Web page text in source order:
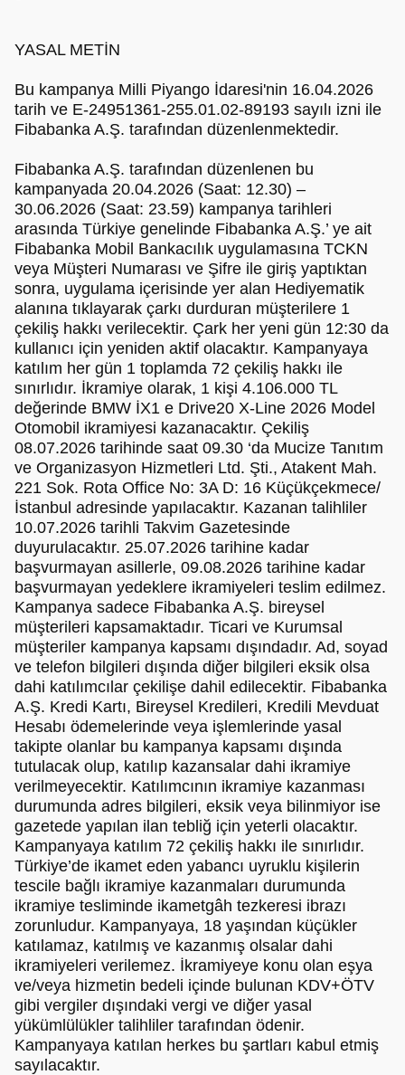
YASAL METİN
Bu kampanya Milli Piyango İdaresi'nin 16.04.2026
tarih ve E-24951361-255.01.02-89193 sayılı izni ile
Fibabanka A.Ş. tarafından düzenlenmektedir.
Fibabanka A.Ş. tarafından düzenlenen bu
kampanyada 20.04.2026 (Saat: 12.30) –
30.06.2026 (Saat: 23.59) kampanya tarihleri
arasında Türkiye genelinde Fibabanka A.Ş.’ ye ait
Fibabanka Mobil Bankacılık uygulamasına TCKN
veya Müşteri Numarası ve Şifre ile giriş yaptıktan
sonra, uygulama içerisinde yer alan Hediyematik
alanına tıklayarak çarkı durduran müşterilere 1
çekiliş hakkı verilecektir. Çark her yeni gün 12:30 da
kullanıcı için yeniden aktif olacaktır. Kampanyaya
katılım her gün 1 toplamda 72 çekiliş hakkı ile
sınırlıdır. İkramiye olarak, 1 kişi 4.106.000 TL
değerinde BMW İX1 e Drive20 X-Line 2026 Model
Otomobil ikramiyesi kazanacaktır. Çekiliş
08.07.2026 tarihinde saat 09.30 ‘da Mucize Tanıtım
ve Organizasyon Hizmetleri Ltd. Şti., Atakent Mah.
221 Sok. Rota Office No: 3A D: 16 Küçükçekmece/
İstanbul adresinde yapılacaktır. Kazanan talihliler
10.07.2026 tarihli Takvim Gazetesinde
duyurulacaktır. 25.07.2026 tarihine kadar
başvurmayan asillerle, 09.08.2026 tarihine kadar
başvurmayan yedeklere ikramiyeleri teslim edilmez.
Kampanya sadece Fibabanka A.Ş. bireysel
müşterileri kapsamaktadır. Ticari ve Kurumsal
müşteriler kampanya kapsamı dışındadır. Ad, soyad
ve telefon bilgileri dışında diğer bilgileri eksik olsa
dahi katılımcılar çekilişe dahil edilecektir. Fibabanka
A.Ş. Kredi Kartı, Bireysel Kredileri, Kredili Mevduat
Hesabı ödemelerinde veya işlemlerinde yasal
takipte olanlar bu kampanya kapsamı dışında
tutulacak olup, katılıp kazansalar dahi ikramiye
verilmeyecektir. Katılımcının ikramiye kazanması
durumunda adres bilgileri, eksik veya bilinmiyor ise
gazetede yapılan ilan tebliğ için yeterli olacaktır.
Kampanyaya katılım 72 çekiliş hakkı ile sınırlıdır.
Türkiye’de ikamet eden yabancı uyruklu kişilerin
tescile bağlı ikramiye kazanmaları durumunda
ikramiye tesliminde ikametgâh tezkeresi ibrazı
zorunludur. Kampanyaya, 18 yaşından küçükler
katılamaz, katılmış ve kazanmış olsalar dahi
ikramiyeleri verilemez. İkramiyeye konu olan eşya
ve/veya hizmetin bedeli içinde bulunan KDV+ÖTV
gibi vergiler dışındaki vergi ve diğer yasal
yükümlülükler talihliler tarafından ödenir.
Kampanyaya katılan herkes bu şartları kabul etmiş
sayılacaktır.